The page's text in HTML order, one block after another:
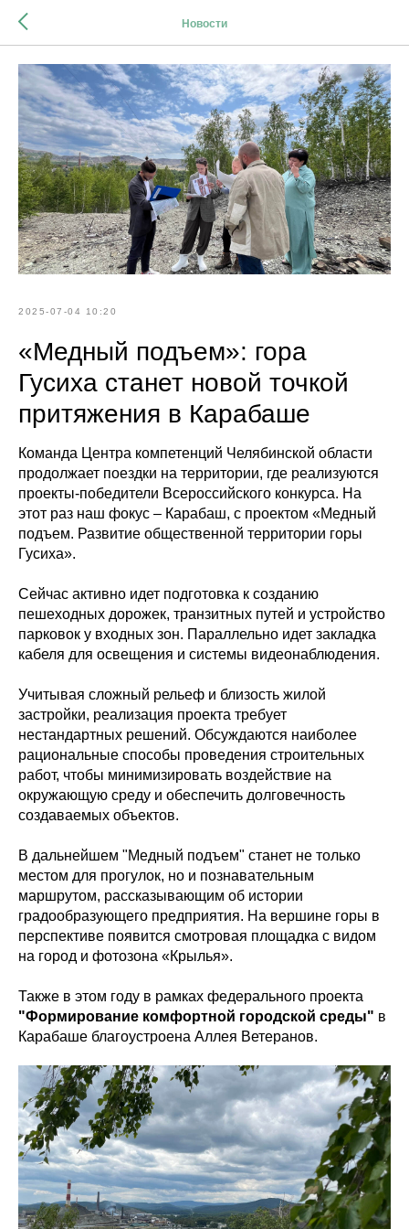
Новости
2025-07-04 10:20
«Медный подъем»: гора
Гусиха станет новой точкой
притяжения в Карабаше
Команда Центра компетенций Челябинской области
продолжает поездки на территории, где реализуются
проекты-победители Всероссийского конкурса. На
этот раз наш фокус – Карабаш, с проектом «Медный
подъем. Развитие общественной территории горы
Гусиха».
Сейчас активно идет подготовка к созданию
пешеходных дорожек, транзитных путей и устройство
парковок у входных зон. Параллельно идет закладка
кабеля для освещения и системы видеонаблюдения.
Учитывая сложный рельеф и близость жилой
застройки, реализация проекта требует
нестандартных решений. Обсуждаются наиболее
рациональные способы проведения строительных
работ, чтобы минимизировать воздействие на
окружающую среду и обеспечить долговечность
создаваемых объектов.
В дальнейшем "Медный подъем" станет не только
местом для прогулок, но и познавательным
маршрутом, рассказывающим об истории
градообразующего предприятия. На вершине горы в
перспективе появится смотровая площадка с видом
на город и фотозона «Крылья».
Также в этом году в рамках федерального проекта
"Формирование комфортной городской среды" в
Карабаше благоустроена Аллея Ветеранов.